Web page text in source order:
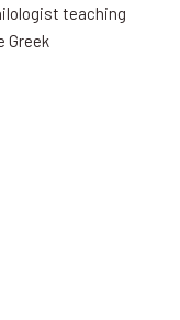
teaching
Greek